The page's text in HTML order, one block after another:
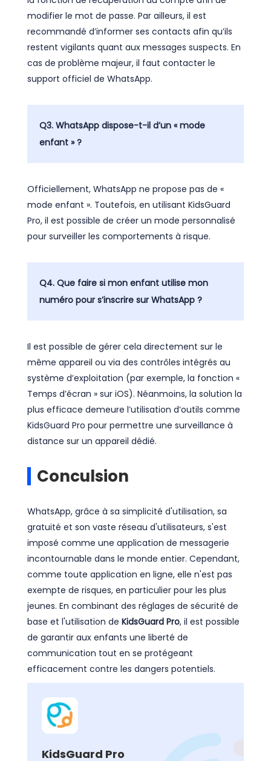
modifier le mot de passe. Par ailleurs, il est
recommandé d’informer ses contacts afin qu’ils
restent vigilants quant aux messages suspects. En
cas de problème majeur, il faut contacter le
support officiel de WhatsApp.
Q3. WhatsApp dispose-t-il d’un « mode
enfant » ?
Officiellement, WhatsApp ne propose pas de «
mode enfant ». Toutefois, en utilisant KidsGuard
Pro, il est possible de créer un mode personnalisé
pour surveiller les comportements à risque.
Q4. Que faire si mon enfant utilise mon
numéro pour s’inscrire sur WhatsApp ?
Il est possible de gérer cela directement sur le
même appareil ou via des contrôles intégrés au
système d’exploitation (par exemple, la fonction «
Temps d’écran » sur iOS). Néanmoins, la solution la
plus efficace demeure l’utilisation d’outils comme
KidsGuard Pro pour permettre une surveillance à
distance sur un appareil dédié.
Conculsion
WhatsApp, grâce à sa simplicité d'utilisation, sa
gratuité et son vaste réseau d'utilisateurs, s'est
imposé comme une application de messagerie
incontournable dans le monde entier. Cependant,
comme toute application en ligne, elle n'est pas
exempte de risques, en particulier pour les plus
jeunes. En combinant des réglages de sécurité de
base et l'utilisation de KidsGuard Pro, il est possible
de garantir aux enfants une liberté de
communication tout en se protégeant
efficacement contre les dangers potentiels.
KidsGuard Pro